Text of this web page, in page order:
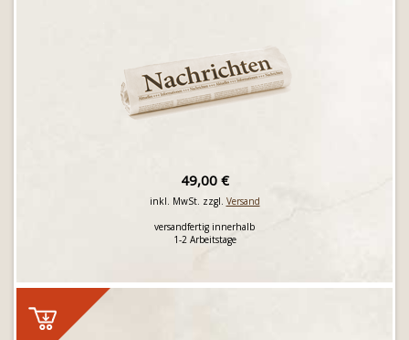
49,00 €
inkl. MwSt. zzgl. Versand
versandfertig innerhalb
1-2 Arbeitstage